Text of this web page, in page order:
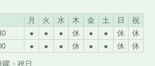
月 火 水 木 金 土 日
祝
● ● ● 休 ● ● 休
休
● ● ● 休 ● ● 休 休
・祝日